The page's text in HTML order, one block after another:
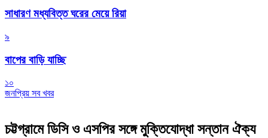
সাধারণ মধ্যবিত্ত ঘরের মেয়ে রিয়া
৯
বাপের বাড়ি যাচ্ছি
১০
জনপ্রিয় সব খবর
চট্টগ্রামে ডিসি ও এসপির সঙ্গে মুক্তিযোদ্ধা সন্তান ঐক্য